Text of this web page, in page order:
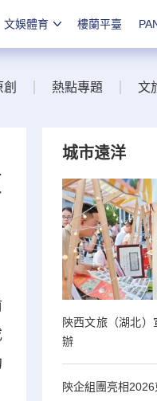
文娛體育 樓蘭平臺
創 熱點專題 文
城市遠洋
陝西文旅（湖北
辦
陝企組團亮相